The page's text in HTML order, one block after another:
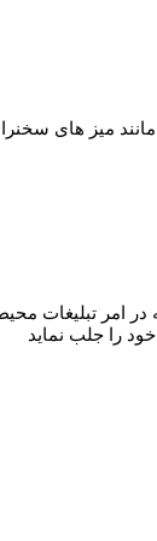
مانند میز های
آرنیک با بیش از
را جلب نماید